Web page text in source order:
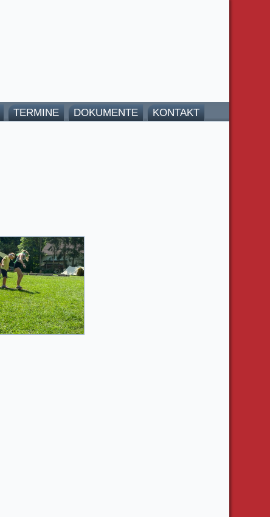
TERMINE DOKUMENTE KONTAKT